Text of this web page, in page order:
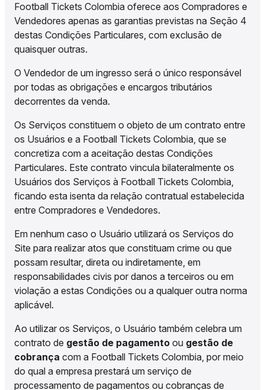
Football Tickets Colombia oferece aos Compradores e
Vendedores apenas as garantias previstas na Seção 4
destas Condições Particulares, com exclusão de
quaisquer outras.
O Vendedor de um ingresso será o único responsável
por todas as obrigações e encargos tributários
decorrentes da venda.
Os Serviços constituem o objeto de um contrato entre
os Usuários e a Football Tickets Colombia, que se
concretiza com a aceitação destas Condições
Particulares. Este contrato vincula bilateralmente os
Usuários dos Serviços à Football Tickets Colombia,
ficando esta isenta da relação contratual estabelecida
entre Compradores e Vendedores.
Em nenhum caso o Usuário utilizará os Serviços do
Site para realizar atos que constituam crime ou que
possam resultar, direta ou indiretamente, em
responsabilidades civis por danos a terceiros ou em
violação a estas Condições ou a qualquer outra norma
aplicável.
Ao utilizar os Serviços, o Usuário também celebra um
contrato de gestão de pagamento ou gestão de
cobrança com a Football Tickets Colombia, por meio
do qual a empresa prestará um serviço de
processamento de pagamentos ou cobranças de